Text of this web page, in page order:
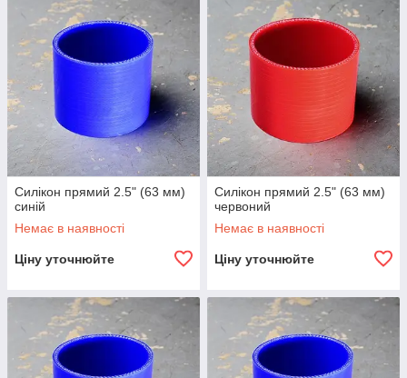
Силікон прямий 2.5" (63 мм)
синій
Немає в наявності
Ціну уточнюйте
Силікон прямий 2.5" (63 мм)
червоний
Немає в наявності
Ціну уточнюйте